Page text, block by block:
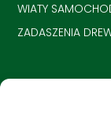
WIATY
ZADASZENIA